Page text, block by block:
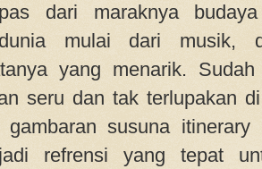
dari maraknya
mulai dari musik,
yang menarik.
seru dan tak terlupakan
gambaran susuna
refrensi yang tepat